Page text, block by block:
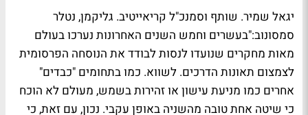
יגאל שמיר. שותף וסמנכ"ל קריאייטיב. גליקמן, נטלר
סמסונוב:"בעשרים וחמש השנים האחרונות נערכו בעולם
מאות מחקרים שנועדו לנסות לבודד את הנוסחה הפרסומית
לצמצום תאונות הדרכים. לשווא. כמו בתחומים "כבדים"
אחרים כמו מניעת עישון או זהירות בשמש, מעולם לא הוכח
כי שיטה אחת טובה מהשניה באופן עקבי. נכון, עם זאת, כי